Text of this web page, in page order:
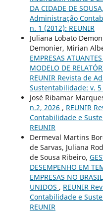
DA CIDADE DE
Administração
n. 1 (2012): REUNIR
Juliana Lobato
Demonier, Mirian
EMPRESAS
MODELO DE
REUNIR Revista de
Sustentabilidade: v. 5
José Ribamar
n.2, 2026 , REUNIR
Contabilidade e
REUNIR
Dermeval Martins
de Sarvas, Juliana
de Sousa Ribeiro,
DESEMPENHO EM
EMPRESAS NO
UNIDOS , REUNIR
Contabilidade e
REUNIR